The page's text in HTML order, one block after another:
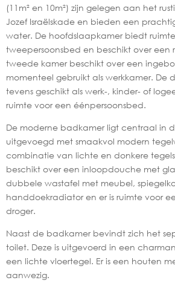
(11m² en 10m²) zijn gelegen aan het
Jozef Israëlskade en bieden een
water. De hoofdslaapkamer biedt
tweepersoonsbed en beschikt over een
tweede kamer beschikt over een
momenteel gebruikt als werkkamer. De
tevens geschikt als werk-, kinder- of
ruimte voor een éénpersoonsbed.
De moderne badkamer ligt centraal in
uitgevoegd met smaakvol modern
combinatie van lichte en donkere
beschikt over een inloopdouche met
dubbele wastafel met meubel,
handdoekradiator en er is ruimte voor
droger.
Naast de badkamer bevindt zich het
toilet. Deze is uitgevoerd in een
een lichte vloertegel. Er is een houten
aanwezig.